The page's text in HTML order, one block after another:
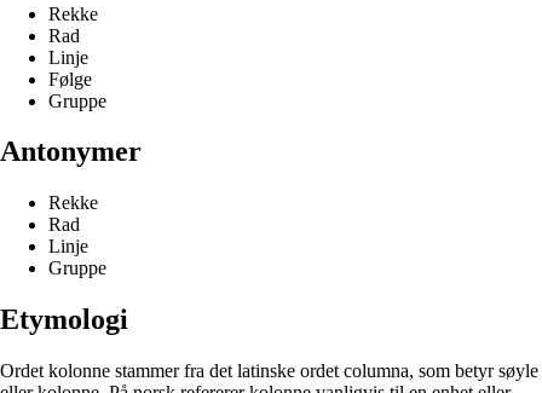
Rekke
Rad
Linje
Følge
Gruppe
Antonymer
Rekke
Rad
Linje
Gruppe
Etymologi
Ordet kolonne stammer fra det latinske ordet columna, som betyr søyle